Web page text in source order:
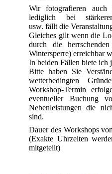
Wir fotografieren auch
lediglich bei
usw. fällt die
Gleiches gilt wenn die
durch die
Wintersperre) erreichbar
In beiden Fällen biete ich
Bitte haben Sie
wetterbedingten
Workshop-Termin
eventueller Buchung
Nebenleistungen die
sind.
Dauer des Workshops
(Exakte Uhrzeiten
mitgeteilt)